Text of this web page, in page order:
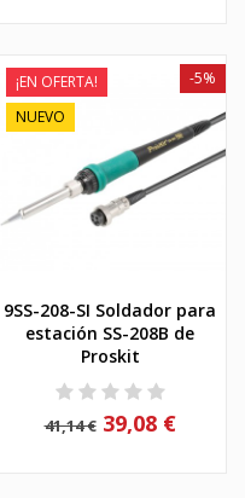
¡EN OFERTA!
NUEVO
9SS-208-SI Soldador para
estación SS-208B de
Proskit
41,14 €
-5%
39,08 €